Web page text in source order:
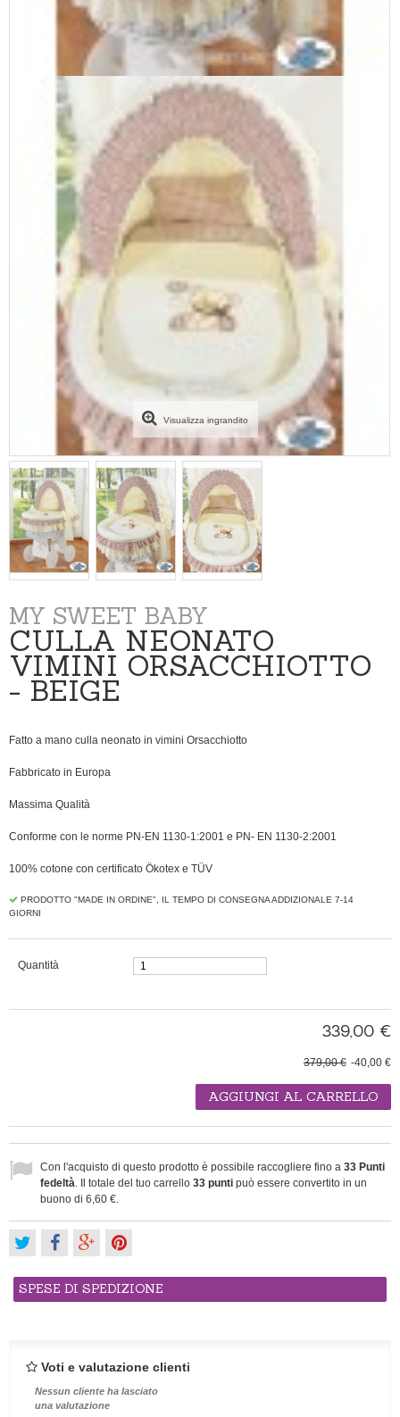
Visualizza ingrandito
MY SWEET BABY
CULLA NEONATO
VIMINI ORSACCHIOTTO
- BEIGE
Fatto a mano culla neonato in vimini Orsacchiotto
Fabbricato in Europa
Massima Qualità
Conforme con le norme PN-EN 1130-1:2001 e PN- EN 1130-2:2001
100% cotone con certificato Ökotex e TÜV
PRODOTTO "MADE IN ORDINE", IL TEMPO DI CONSEGNA ADDIZIONALE 7-14
GIORNI
Quantità
339,00 €
-40,00 €
379,00 €
AGGIUNGI AL CARRELLO
Con l'acquisto di questo prodotto è possibile raccogliere fino a 33 Punti
fedeltà . Il totale del tuo carrello 33 punti può essere convertito in un
buono di 6,60 €
SPESE DI SPEDIZIONE
Voti e valutazione clienti
Nessun cliente ha lasciato
una valutazione